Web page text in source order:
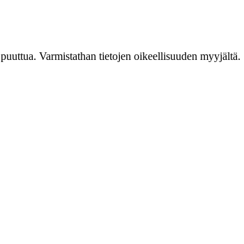
Varmistathan tietojen oikeellisuuden myyjältä.